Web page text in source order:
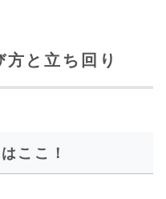
と立ち回り
ここ！